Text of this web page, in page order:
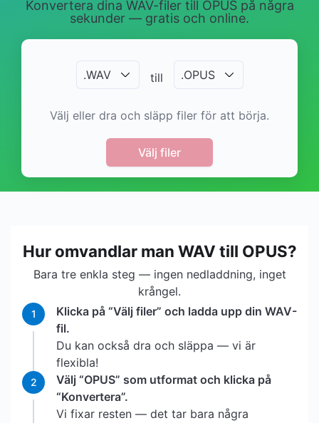
Konvertera dina WAV-filer till OPUS på några
sekunder — gratis och online.
.WAV till .OPUS
Välj eller dra och släpp filer för att börja.
Välj filer
Hur omvandlar man WAV till OPUS?
Bara tre enkla steg — ingen nedladdning, inget
krångel.
1
Klicka på “Välj filer” och ladda upp din WAV-
fil.
Du kan också dra och släppa — vi är
flexibla!
2
Välj “OPUS” som utformat och klicka på
“Konvertera”.
Vi fixar resten — det tar bara några